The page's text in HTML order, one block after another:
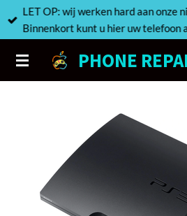
Ga
direct
de
hoofdinhoud
PHONE
LET OP: wij werken hard aan onze
Binnenkort kunt u hier uw telefoon